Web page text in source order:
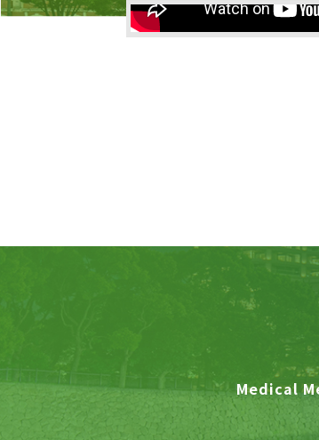
Medical